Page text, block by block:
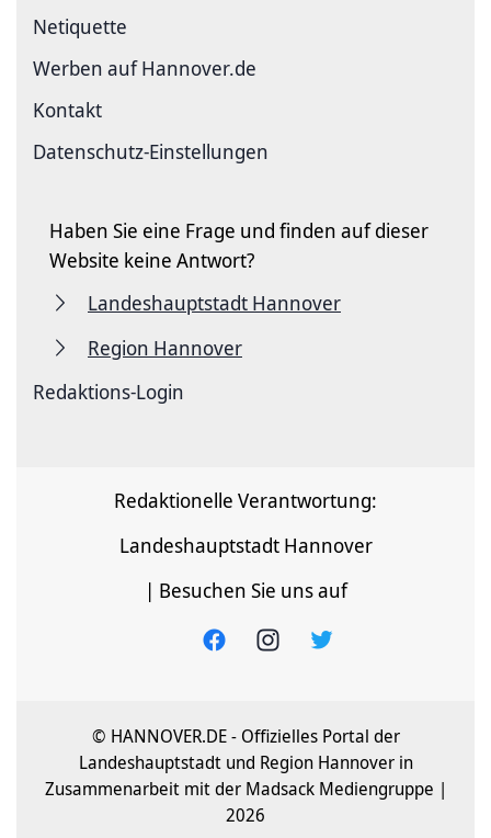
Netiquette
Werben auf Hannover.de
Kontakt
Datenschutz-Einstellungen
Haben Sie eine Frage und finden auf dieser
Website keine Antwort?
Landeshauptstadt Hannover
Region Hannover
Redaktions-Login
Redaktionelle Verantwortung:
Landeshauptstadt Hannover
| Besuchen Sie uns auf
© HANNOVER.DE - Offizielles Portal der
Landeshauptstadt und Region Hannover in
Zusammenarbeit mit der Madsack Mediengruppe |
2026